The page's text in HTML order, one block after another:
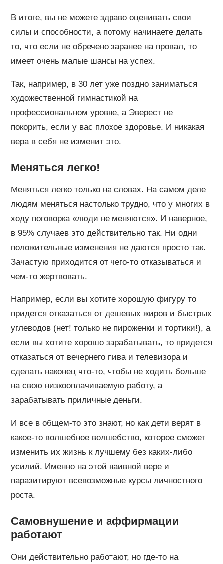
В итоге, вы не можете здраво оценивать свои
силы и способности, а потому начинаете делать
то, что если не обречено заранее на провал, то
имеет очень малые шансы на успех.
Так, например, в 30 лет уже поздно заниматься
художественной гимнастикой на
профессиональном уровне, а Эверест не
покорить, если у вас плохое здоровье. И никакая
вера в себя не изменит это.
Меняться легко!
Меняться легко только на словах. На самом деле
людям меняться настолько трудно, что у многих в
ходу поговорка «люди не меняются». И наверное,
в 95% случаев это действительно так. Ни одни
положительные изменения не даются просто так.
Зачастую приходится от чего-то отказываться и
чем-то жертвовать.
Например, если вы хотите хорошую фигуру то
придется отказаться от дешевых жиров и быстрых
углеводов (нет! только не пироженки и тортики!), а
если вы хотите хорошо зарабатывать, то придется
отказаться от вечернего пива и телевизора и
сделать наконец что-то, чтобы не ходить больше
на свою низкооплачиваемую работу, а
зарабатывать приличные деньги.
И все в общем-то это знают, но как дети верят в
какое-то волшебное волшебство, которое сможет
изменить их жизнь к лучшему без каких-либо
усилий. Именно на этой наивной вере и
паразитируют всевозможные курсы личностного
роста.
Самовнушение и аффирмации
работают
Они действительно работают, но где-то на